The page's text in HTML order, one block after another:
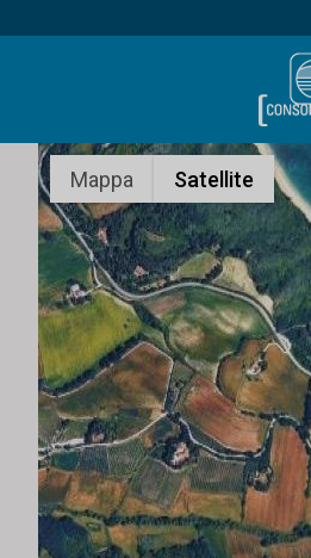
Mappa Satellite